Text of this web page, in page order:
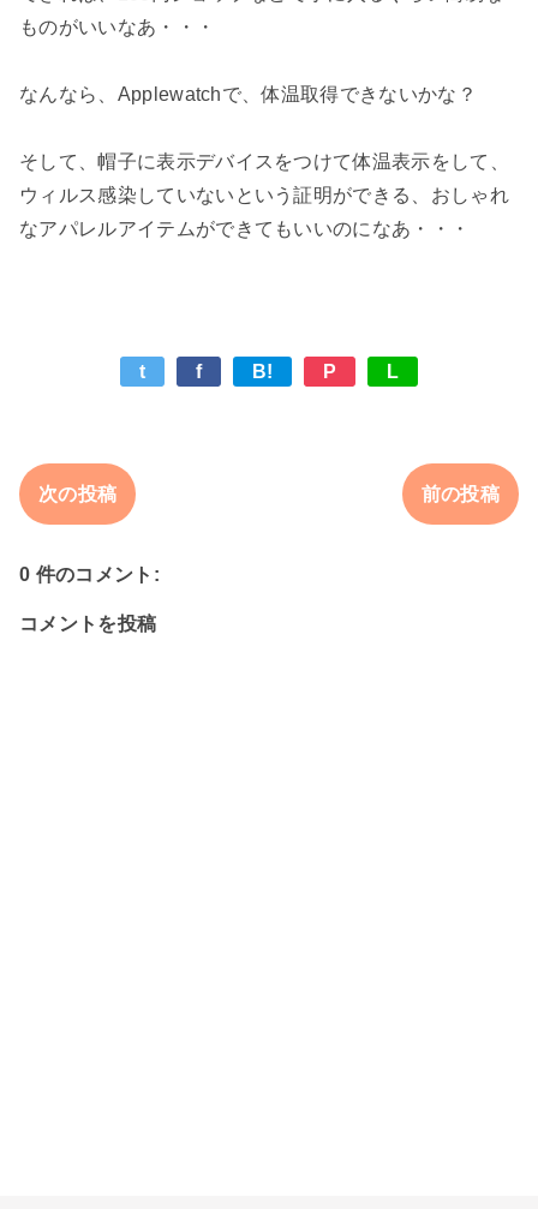
ものがいいなあ・・・
なんなら、Applewatchで、体温取得できないかな？
そして、帽子に表示デバイスをつけて体温表示をして、
ウィルス感染していないという証明ができる、おしゃれ
t f B! P L
次の投稿 前の投稿
0 件のコメント:
コメントを投稿